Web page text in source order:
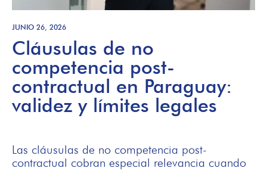
JUNIO 26, 2026
Cláusulas de no
competencia post-
contractual en Paraguay:
validez y límites legales
Las cláusulas de no competencia post-
contractual cobran especial relevancia cuando